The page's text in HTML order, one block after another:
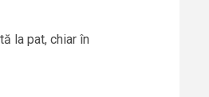
la pat, chiar în